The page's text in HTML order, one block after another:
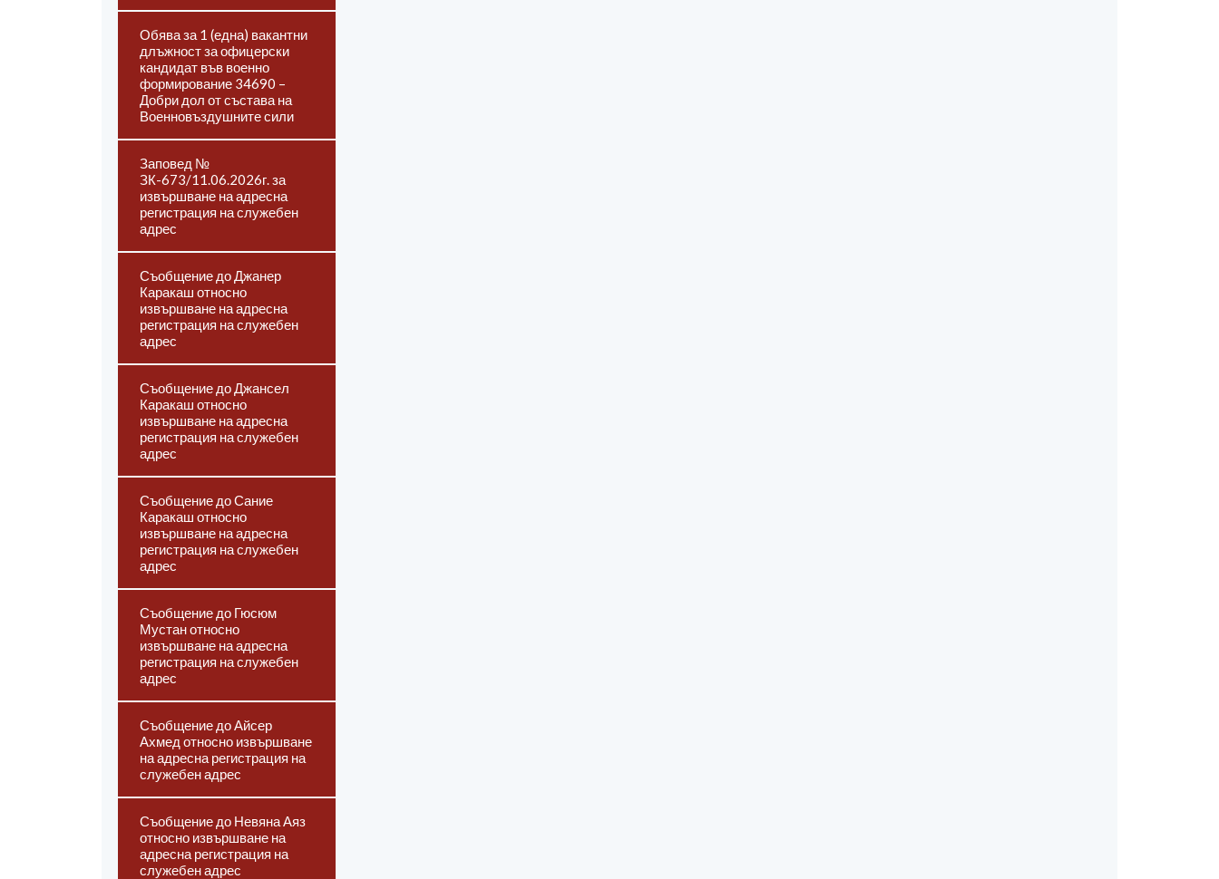
Обява за 1 (една) вакантни
длъжност за офицерски
кандидат във военно
формирование 34690 –
Добри дол от състава на
Военновъздушните сили
Заповед №
ЗК-673/11.06.2026г. за
извършване на адресна
регистрация на служебен
адрес
Съобщение до Джанер
Каракаш относно
извършване на адресна
регистрация на служебен
адрес
Съобщение до Джансел
Каракаш относно
извършване на адресна
регистрация на служебен
адрес
Съобщение до Сание
Каракаш относно
извършване на адресна
регистрация на служебен
адрес
Съобщение до Гюсюм
Мустан относно
извършване на адресна
регистрация на служебен
адрес
Съобщение до Айсер
Ахмед относно извършване
на адресна регистрация на
служебен адрес
Съобщение до Невяна Аяз
относно извършване на
адресна регистрация на
служебен адрес